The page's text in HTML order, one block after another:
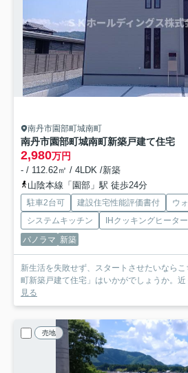
南丹市園部町城南町
南丹市園部町城南町新築戸建て住宅
2,980万円
- / 112.62㎡ / 4LDK /新築
山陰本線「園部」駅 徒歩24分
駐車2台可 建設住宅性能評価書付
ウ
システムキッチン
IHクッキングヒーター
パノラマ 新築
新生活を失敗せず、スタートさせたいなら
町新築戸建て住宅」はいかがでしょうか。
見る
売地